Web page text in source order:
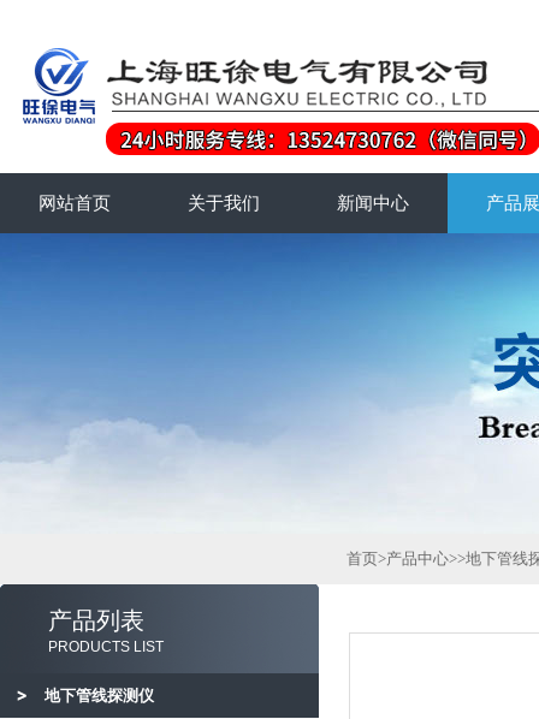
网站首页 关于我们 新闻中心 产品
产品列表
PRODUCTS LIST
地下管线探测仪
首页>产品中心>>地下管线